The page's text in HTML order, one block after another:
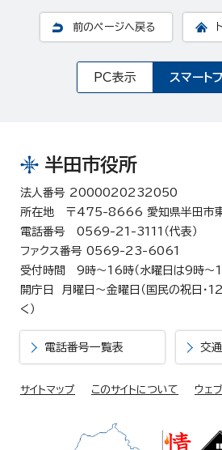
前のページへ戻る
PC表示 スマート
半田市役所
法人番号 2000020232050
所在地 〒475-8666 愛知県半田市東
電話番号 0569-21-3111（代表）
ファクス番号 0569-23-6061
受付時間 9時～16時（水曜日は9時～
開庁日 月曜日～金曜日（国民の祝日・
く）
電話番号一覧表 交
サイトマップ このサイトについて ウェ